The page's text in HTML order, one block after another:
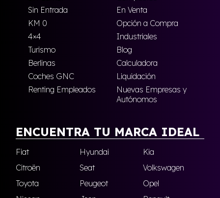
Sin Entrada
En Venta
KM 0
Opción a Compra
4×4
Industriales
Turismo
Blog
Berlinas
Calculadora
Coches GNC
Liquidación
Renting Empleados
Nuevas Empresas y
Autónomos
ENCUENTRA TU MARCA IDEAL
Fiat Hyundai
Kia
Citroën
Seat
Volkswagen
Toyota
Peugeot
Opel